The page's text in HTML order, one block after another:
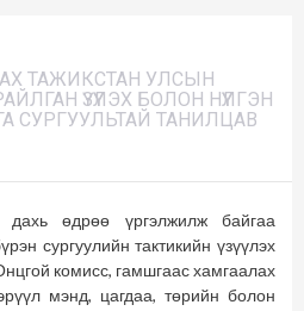
ТАЖИКСТАН УЛСЫН
ҮЗҮҮЛЭХ БОЛОН НҮҮЛГЭН
СУРГУУЛЬТАЙ ТАНИЛЦАВ
дахь өдрөө үргэлжилж байгаа
сургуулийн тактикийн үзүүлэх
комисс, гамшгаас хамгаалах
мэнд, цагдаа, төрийн болон